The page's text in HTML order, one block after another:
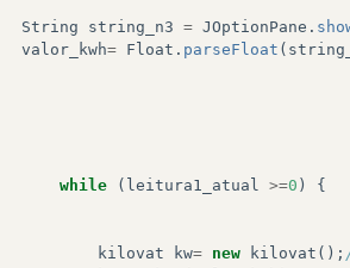
String string_n3 = JOptionPane .
valor_kwh= Float . parseFloat (
while ( leitura1_atual >=0 ) {
kilovat kw= new kilovat ();